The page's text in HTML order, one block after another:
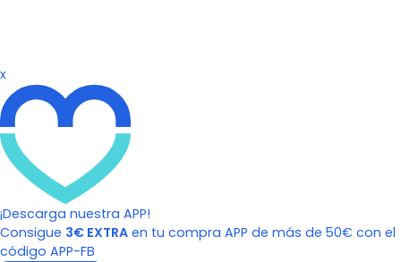
x
¡Descarga nuestra APP!
Consigue 3€ EXTRA en tu compra APP de más de 50€ con el
código APP-FB